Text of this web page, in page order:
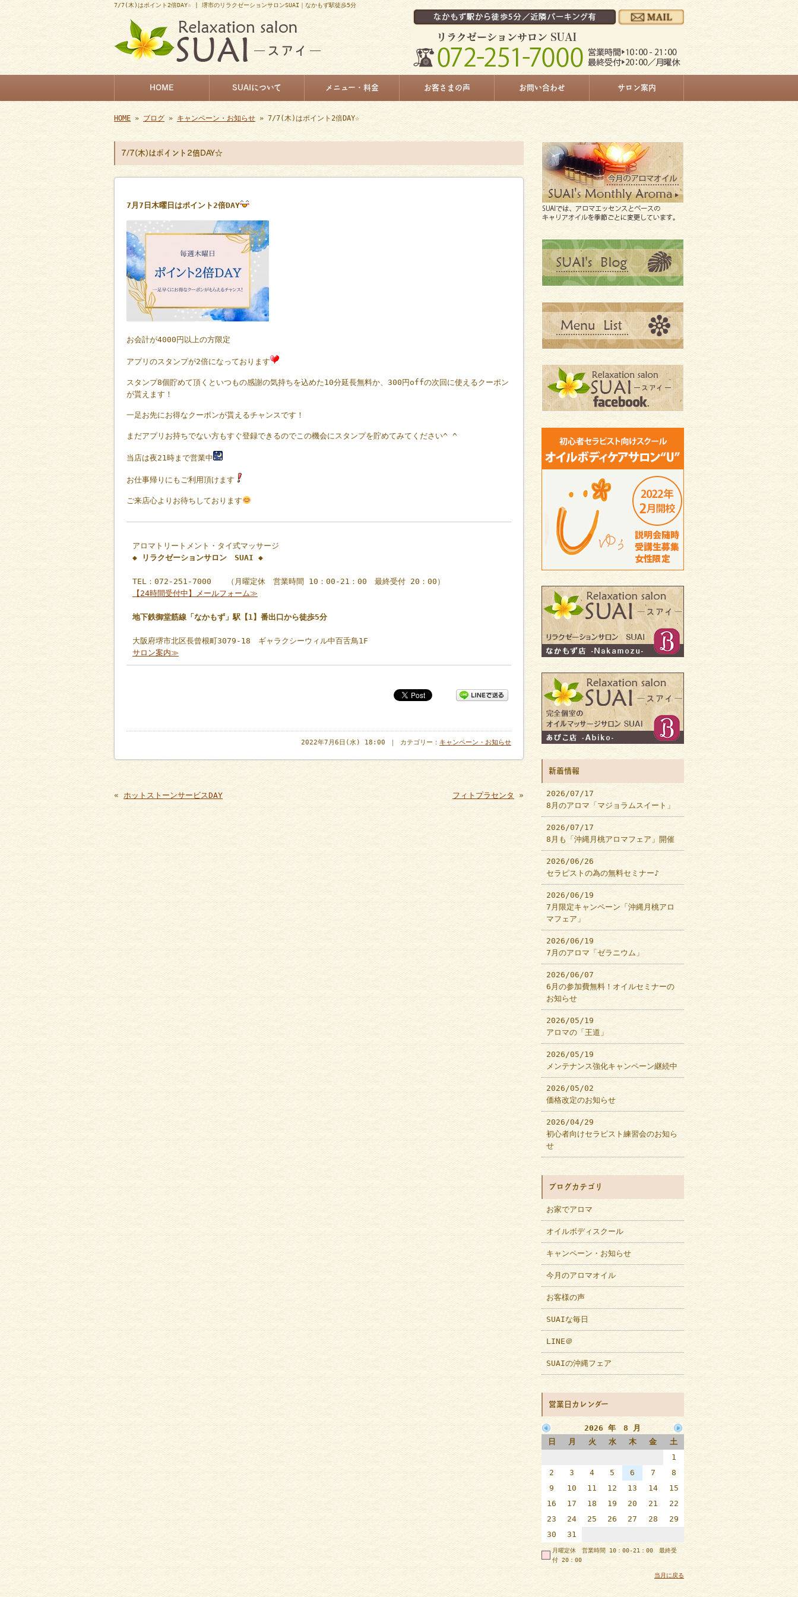
7/7(木)はポイント2倍DAY☆ | 堺市のリラクゼーションサロンSUAI｜なかもず駅徒歩5分
HOME SUAIについて メニュー・料金 お客さまの声 お問い合わせ サロン案内
HOME »ブログ » キャンペーン・お知らせ » 7/7(木)はポイント2倍DAY☆
7/7(木)はポイント2倍DAY☆
7 月7日木曜日はポイント2倍DAY
お会計が4000 円以上の方限定
アプリのスタンプが2倍になっております
スタンプ8個貯めて頂くといつもの感謝の気持ちを込めた10分延長無料か、 300 円 offの次回に使えるクーポン
が貰えます！
一足お先にお得なクーポンが貰えるチャンスです！
まだアプリお持ちでない方もすぐ登録できるのでこの機会にスタンプを貯めてみてください^ ^
当店は夜21時まで営業中
お仕事帰りにもご利用頂けます
ご来店心よりお待ちしております
アロマトリートメント・タイ式マッサージ
◆ リラクゼーションサロン SUAI ◆
TEL：072-251-7000 （月曜定休 営業時間 10：00-21：00 最終受付 20：00）
【24時間受付中】メールフォーム≫
地下鉄御堂筋線「なかもず」駅【1】番出口から徒歩5分
大阪府堺市北区長曾根町3079-18 ギャラクシーウィル中百舌鳥1F
サロン案内≫
2022年7月6日(水) 18:00 ｜ カテゴリー： キャンペーン・お知らせ
« ホットストーンサービスDAY フィトプラセンタ »
新着情報
2026/07/17
8月のアロマ「マジョラムスイート」
2026/07/17
8月も「沖縄月桃アロマフェア」開催
2026/06/26
セラピストの為の無料セミナー♪
2026/06/19
7月限定キャンペーン「沖縄月桃アロ
マフェア」
2026/06/19
7月のアロマ「ゼラニウム」
2026/06/07
6月の参加費無料！オイルセミナーの
お知らせ
2026/05/19
アロマの「王道」
2026/05/19
メンテナンス強化キャンペーン継続中
2026/05/02
価格改定のお知らせ
2026/04/29
初心者向けセラピスト練習会のお知ら
せ
ブログカテゴリ
お家でアロマ
オイルボディスクール
キャンペーン・お知らせ
今月のアロマオイル
お客様の声
SUAIな毎日
LINE＠
SUAIの沖縄フェア
営業日カレンダー
2026 年 8 月
日
月 火 水 木 金
土
1
2
3 4 5 6 7
8
9
10 11 12 13 14
15
16
17 18 19 20 21
22
23
24 25 26 27 28
29
30
31
月曜定休 営業時間 10：00-21：00 最終受
付 20：00
当月に戻る